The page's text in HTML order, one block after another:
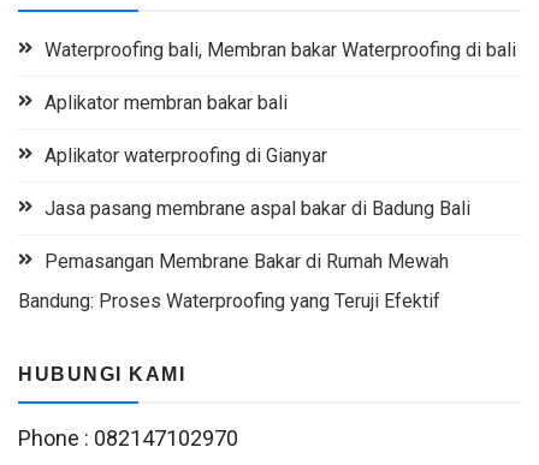
Waterproofing bali, Membran bakar Waterproofing di bali
Aplikator membran bakar bali
Aplikator waterproofing di Gianyar
Jasa pasang membrane aspal bakar di Badung Bali
Pemasangan Membrane Bakar di Rumah Mewah
Bandung: Proses Waterproofing yang Teruji Efektif
HUBUNGI KAMI
Phone : 082147102970